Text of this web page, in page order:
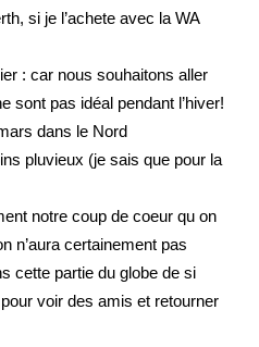
si je l’achete avec la WA
: car nous souhaitons aller
sont pas idéal pendant l’hiver!
dans le Nord
pluvieux (je sais que pour la
notre coup de coeur qu on
n’aura certainement pas
cette partie du globe de si
voir des amis et retourner